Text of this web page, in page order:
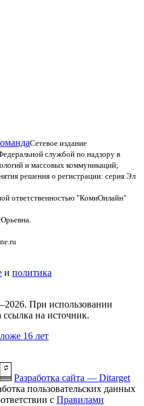
Сетевое издание
службой по надзору в
и массовых коммуникаций;
решения о регистрации: серия Эл
ответственностью "КомиОнлайн"
и политика
При использовании
ссылка на источник.
16 лет
Разработка сайта — Ditarget
пользовательских данных
с Правилами